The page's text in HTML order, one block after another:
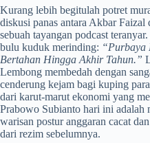
Kurang lebih begitulah potret
diskusi panas antara Akbar
sebuah tayangan podcast
bulu kuduk merinding: “Purbaya
Bertahan Hingga Akhir Tahun.”
Lembong membedah dengan
cenderung kejam bagi kuping
dari karut-marut ekonomi yang
Prabowo Subianto hari ini adalah
warisan postur anggaran cacat
dari rezim sebelumnya.